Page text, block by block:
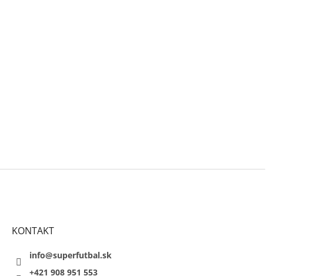
KONTAKT
info@superfutbal.sk
+421 908 951 553